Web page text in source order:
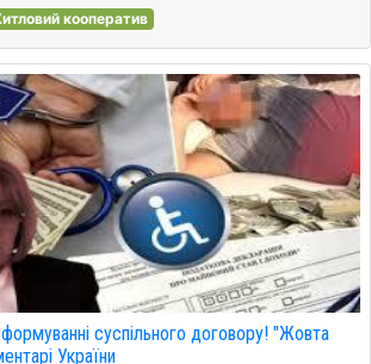
кооператив
суспільного договору! "Жовта
України